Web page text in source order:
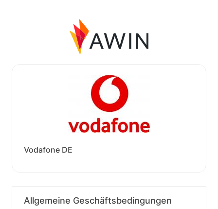
Vodafone DE
Allgemeine Geschäftsbedingungen